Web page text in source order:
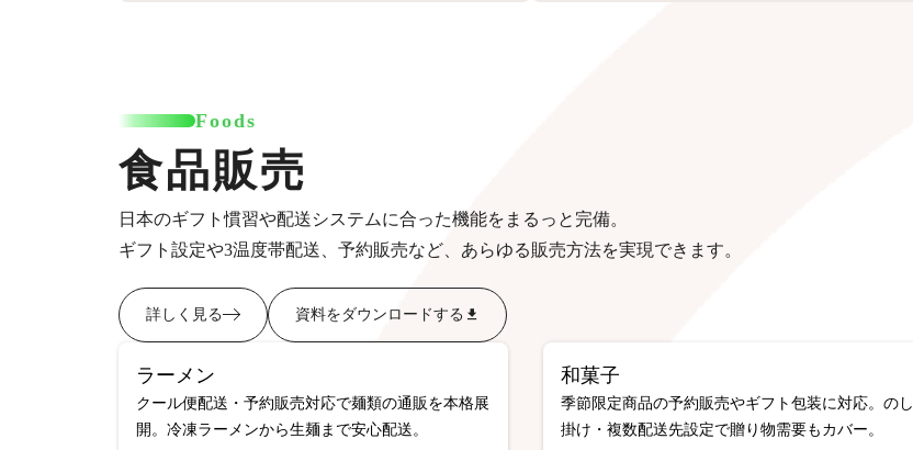
Foods
食品販売
日本のギフト慣習や配送システムに合った機能をまるっと完備。
ギフト設定や3温度帯配送、予約販売など、あらゆる販売方法を実現できます。
詳しく見る 資料をダウンロードする
ラーメン
クール便配送・予約販売対応で麺類の通販を本格展
開。冷凍ラーメンから生麺まで安心配送。
和菓子
季節限定商品の予約販売やギフト包装に対応。のし
掛け・複数配送先設定で贈り物需要もカバー。